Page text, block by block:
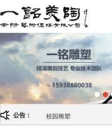
首页 关于我们 南阳雕塑厂
公告： 纪念性雕塑